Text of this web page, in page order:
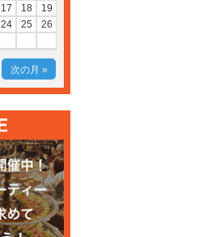
17 18
19
24 25
26
次の月 »